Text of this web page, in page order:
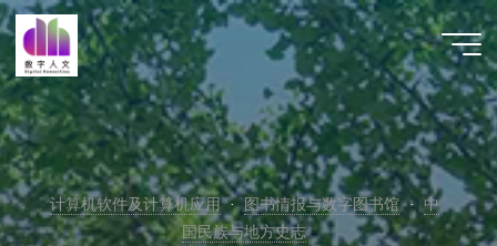
跳
至
内
容
数字人
文 |
DHCN
计算机软件及计算机应用 图书情报与数字图书馆
中
国民族与地方史志